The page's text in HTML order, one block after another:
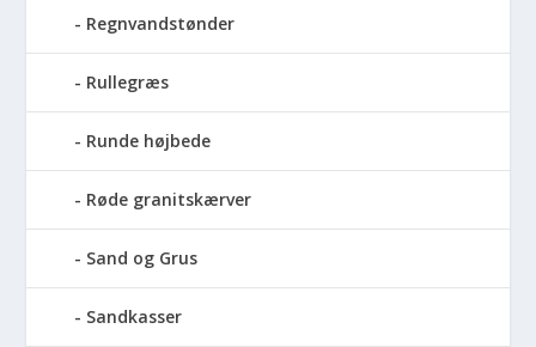
Regnvandstønder
Rullegræs
Runde højbede
Røde granitskærver
Sand og Grus
Sandkasser